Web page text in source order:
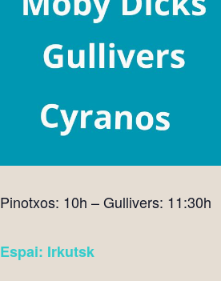
Pinotxos: 10h – Gullivers: 11:30h
Espai: Irkutsk